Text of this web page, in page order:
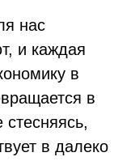
нас
и каждая
в
в
в далеко